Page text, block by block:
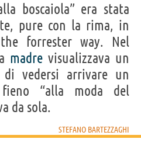
boscaiola” era stata
pure con la rima, in
forrester way. Nel
madre visualizzava un
di vedersi arrivare un
“alla moda del
da sola.
STEFANO BARTEZZAGHI